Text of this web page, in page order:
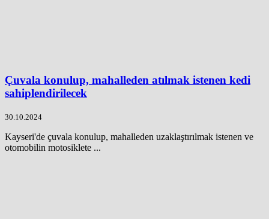
Çuvala konulup, mahalleden atılmak istenen kedi
sahiplendirilecek
30.10.2024
Kayseri'de çuvala konulup, mahalleden uzaklaştırılmak istenen ve
otomobilin motosiklete ...